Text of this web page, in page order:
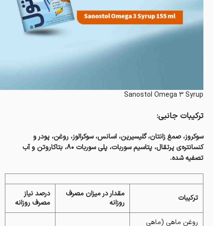
Sanostol Omega 3 Syrup
ترکیبات جانبی:
سوکروز، صمغ زانتان، گلیسیرین، اسانس، سوکرالوز، روغن، پودر و
کنسانتره‌ی پرتقال، پتاسیم سوربات، پلی سوربات ۸۰، بتاکاروتن و آب
تصفیه شده.
ترکیبات
مقدار در میزان مصرف
روزانه
درصد نیاز
مصرف روزانه
روغن ماهی (ماهی